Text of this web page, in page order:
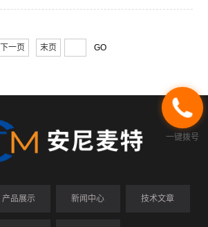
下一页 末页
产品展示 新闻中心 技术文章
一键拨号